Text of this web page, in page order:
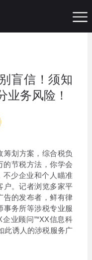
盲信！须知
业务风险！
划方案，综合税负
的节税方法，你学会
不少企业和个人瞄准
户。记者浏览多家平
告的发布者，鲜有律
事务所等涉税专业服
业顾问”“XX信息科
此诱人的涉税服务广